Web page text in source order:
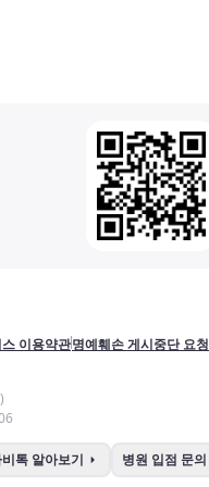
이용약관명예훼손 게시중단 요청
톡 알아보기 arrow_right 병원 입점 문의